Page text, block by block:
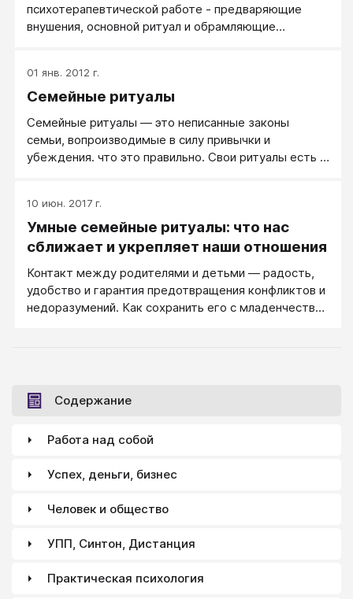
психотерапевтической работе - предваряющие
внушения, основной ритуал и обрамляющие
предмет высокой эффективности предлагаемых
ритуальных действий в разрешении вопроса,
01 янв. 2012 г.
Семейные ритуалы
Семейные ритуалы — это неписанные законы
семьи, вопроизводимые в силу привычки и
убеждения. что это правильно. Свои ритуалы есть в
это делать или не надо. Имеются в виду такие
мелочи как приветствия и прощания, разувание при
входе в квартиру, мытье рук перед едой, чистка
10 июн. 2017 г.
Умные семейные ритуалы: что нас
сближает и укрепляет наши отношения
Контакт между родителями и детьми — радость,
удобство и гарантия предотвращения конфликтов и
недоразумений. Как сохранить его с младенчества
Содержание
Работа над собой
Успех, деньги, бизнес
Человек и общество
УПП, Синтон, Дистанция
Практическая психология